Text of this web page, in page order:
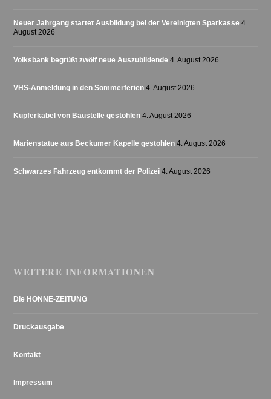
Neuer Jahrgang startet Ausbildung bei der Vereinigten Sparkasse 4.
August 2026
Volksbank begrüßt zwölf neue Auszubildende 4. August 2026
VHS-Anmeldung in den Sommerferien 4. August 2026
Kupferkabel von Baustelle gestohlen 4. August 2026
Marienstatue aus Beckumer Kapelle gestohlen 4. August 2026
Schwarzes Fahrzeug entkommt der Polizei 4. August 2026
WEITERE INFORMATIONEN
Die HÖNNE-ZEITUNG
Druckausgabe
Kontakt
Impressum